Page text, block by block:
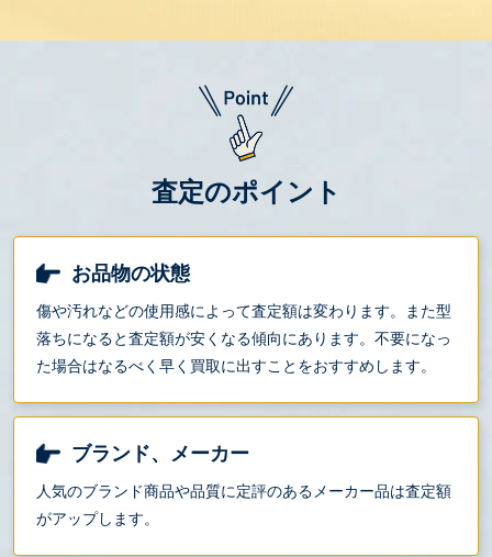
査定のポイント
お品物の状態
傷や汚れなどの使用感によって査定額は変わります。また型
落ちになると査定額が安くなる傾向にあります。不要になっ
た場合はなるべく早く買取に出すことをおすすめします。
ブランド、メーカー
人気のブランド商品や品質に定評のあるメーカー品は査定額
がアップします。